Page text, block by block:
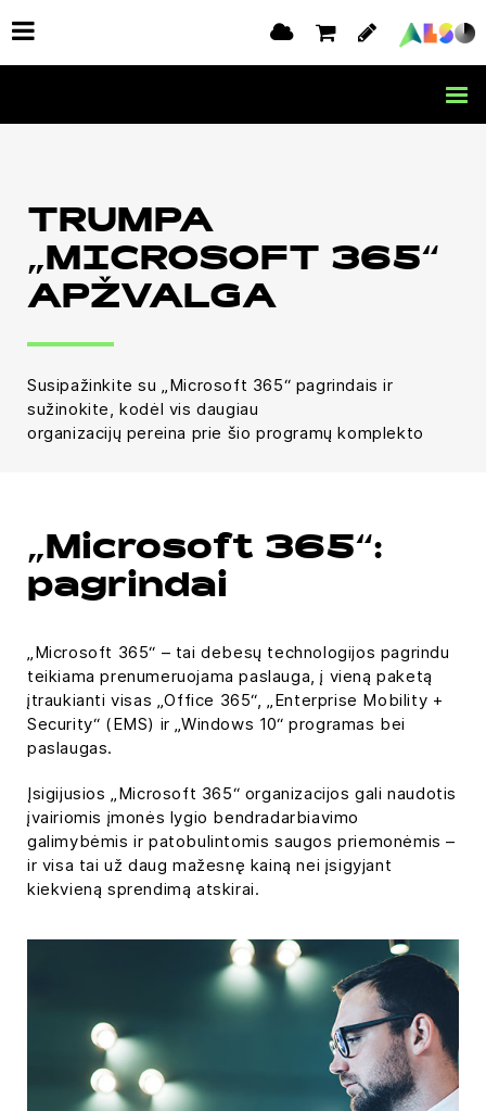
TRUMPA
„MICROSOFT 365“
APŽVALGA
Susipažinkite su „Microsoft 365“ pagrindais ir
sužinokite, kodėl vis daugiau
organizacijų pereina prie šio programų komplekto
„Microsoft 365“:
pagrindai
„Microsoft 365“ – tai debesų technologijos pagrindu
teikiama prenumeruojama paslauga, į vieną paketą
įtraukianti visas „Office 365“, „Enterprise Mobility +
Security“ (EMS) ir „Windows 10“ programas bei
paslaugas.
Įsigijusios „Microsoft 365“ organizacijos gali naudotis
įvairiomis įmonės lygio bendradarbiavimo
galimybėmis ir patobulintomis saugos priemonėmis –
ir visa tai už daug mažesnę kainą nei įsigyjant
kiekvieną sprendimą atskirai.